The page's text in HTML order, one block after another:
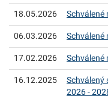
18.05.2026
06.03.2026
17.02.2026
16.12.2025
Schválený
2026 -